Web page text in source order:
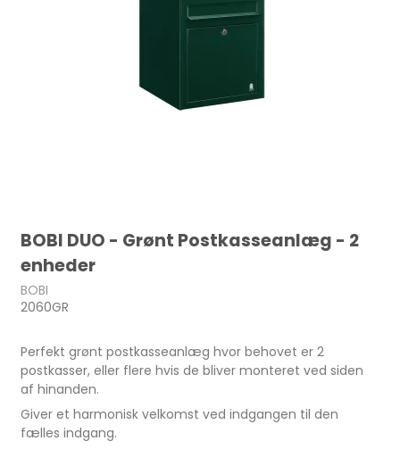
BOBI DUO - Grønt Postkasseanlæg - 2
enheder
BOBI
2060GR
Perfekt grønt postkasseanlæg hvor behovet er 2
postkasser, eller flere hvis de bliver monteret ved siden
af hinanden.
Giver et harmonisk velkomst ved indgangen til den
fælles indgang.